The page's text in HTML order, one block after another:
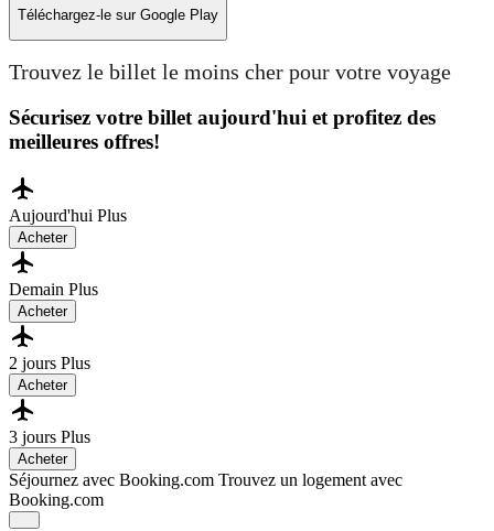
Téléchargez-le sur Google Play
Trouvez le billet le moins cher pour votre voyage
Sécurisez votre billet aujourd'hui et profitez des
meilleures offres!
Aujourd'hui Plus
Acheter
Demain Plus
Acheter
2 jours Plus
Acheter
3 jours Plus
Acheter
Séjournez avec Booking.com Trouvez un logement avec
Booking.com